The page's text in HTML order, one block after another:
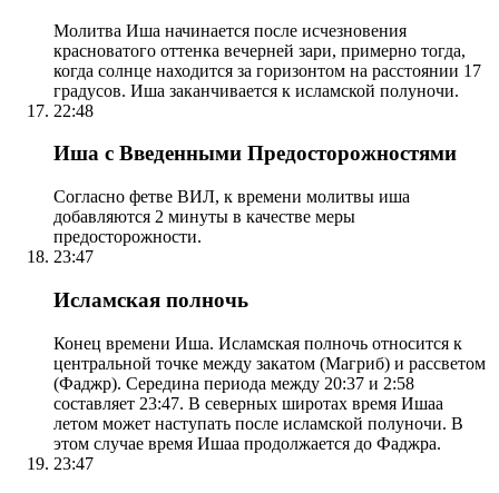
Молитва Иша начинается после исчезновения
красноватого оттенка вечерней зари, примерно тогда,
когда солнце находится за горизонтом на расстоянии 17
градусов. Иша заканчивается к исламской полуночи.
22:48
Иша с Введенными Предосторожностями
Согласно фетве ВИЛ, к времени молитвы иша
добавляются 2 минуты в качестве меры
предосторожности.
23:47
Исламская полночь
Конец времени Иша. Исламская полночь относится к
центральной точке между закатом (Магриб) и рассветом
(Фаджр). Середина периода между 20:37 и 2:58
составляет 23:47. В северных широтах время Ишаа
летом может наступать после исламской полуночи. В
этом случае время Ишаа продолжается до Фаджра.
23:47